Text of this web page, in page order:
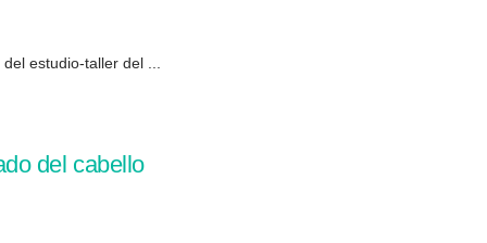
estudio-taller del ...
del cabello